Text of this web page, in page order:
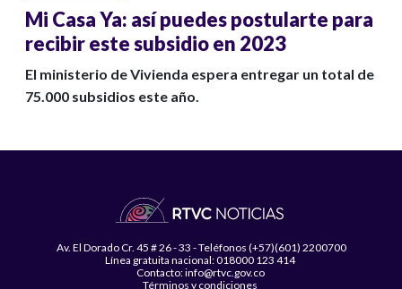
Mi Casa Ya: así puedes postularte para
recibir este subsidio en 2023
El ministerio de Vivienda espera entregar un total de
75.000 subsidios este año.
Av. El Dorado Cr. 45 # 26 - 33 - Teléfonos (+57)(601) 2200700
Línea gratuita nacional: 018000 123 414
Contacto: info@rtvc.gov.co
Términos y condiciones